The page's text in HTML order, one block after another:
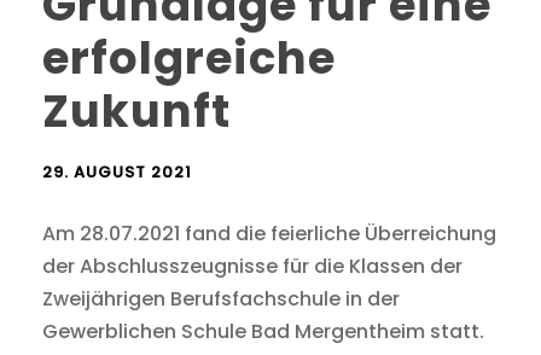
erfolgreiche
Zukunft
29. AUGUST 2021
Am 28.07.2021 fand die feierliche Überreichung
der Abschlusszeugnisse für die Klassen der
Zweijährigen Berufsfachschule in der
Gewerblichen Schule Bad Mergentheim statt.